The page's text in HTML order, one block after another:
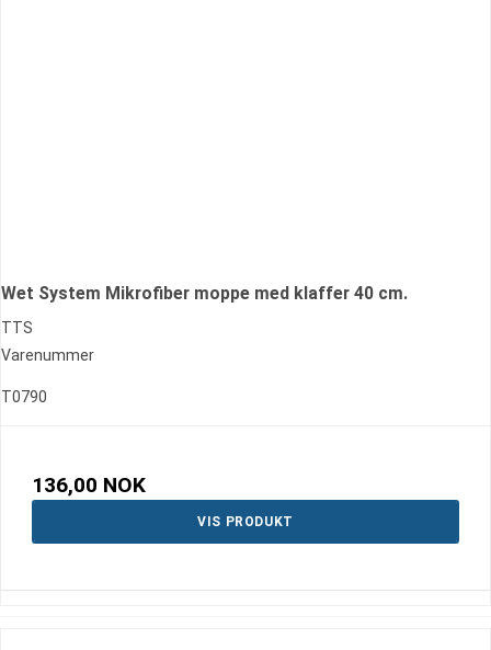
Wet System Mikrofiber moppe med klaffer 40 cm.
TTS
Varenummer
T0790
136,00 NOK
VIS PRODUKT